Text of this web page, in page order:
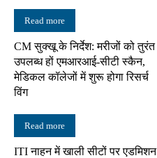
Read more
CM सुक्खू के निर्देश: मरीजों को तुरंत
उपलब्ध हों एमआरआई-सीटी स्कैन,
मेडिकल कॉलेजों में शुरू होगा रिसर्च
विंग
Read more
ITI नाहन में खाली सीटों पर एडमिशन